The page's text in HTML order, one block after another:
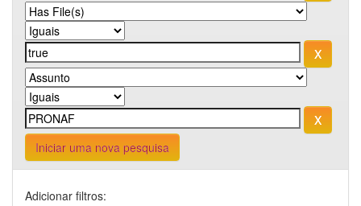
Iniciar uma nova pesquisa
Adicionar filtros: